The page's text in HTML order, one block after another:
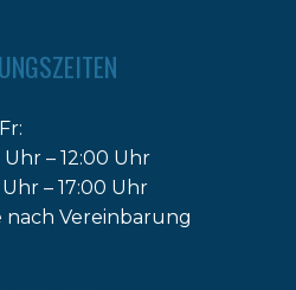
Uhr – 12:00 Uhr
Uhr – 17:00 Uhr
nach Vereinbarung